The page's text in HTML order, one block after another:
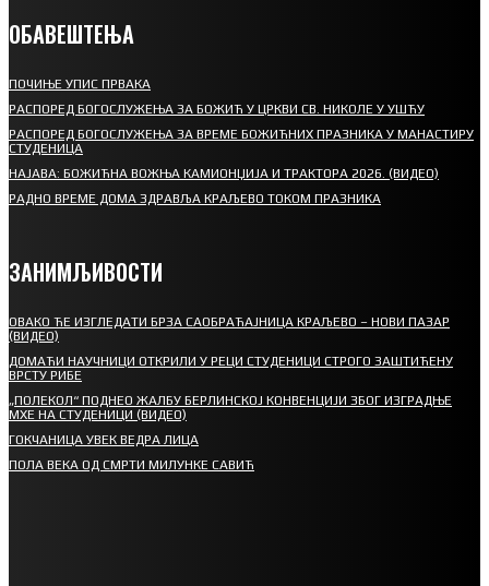
ОБАВЕШТЕЊА
ПОЧИЊЕ УПИС ПРВАКА
РАСПОРЕД БОГОСЛУЖЕЊА ЗА БОЖИЋ У ЦРКВИ СВ. НИКОЛЕ У УШЋУ
РАСПОРЕД БОГОСЛУЖЕЊА ЗА ВРЕМЕ БОЖИЋНИХ ПРАЗНИКА У МАНАСТИРУ
СТУДЕНИЦА
НАЈАВА: БОЖИЋНА ВОЖЊА КАМИОНЏИЈА И ТРАКТОРА 2026. (ВИДЕО)
РАДНО ВРЕМЕ ДОМА ЗДРАВЉА КРАЉЕВО ТОКОМ ПРАЗНИКА
ЗАНИМЉИВОСТИ
ОВАКО ЋЕ ИЗГЛЕДАТИ БРЗА САОБРАЋАЈНИЦА КРАЉЕВО – НОВИ ПАЗАР
(ВИДЕО)
ДОМАЋИ НАУЧНИЦИ ОТКРИЛИ У РЕЦИ СТУДЕНИЦИ СТРОГО ЗАШТИЋЕНУ
ВРСТУ РИБЕ
„ПОЛЕКОЛ“ ПОДНЕО ЖАЛБУ БЕРЛИНСКОЈ КОНВЕНЦИЈИ ЗБОГ ИЗГРАДЊЕ
МХЕ НА СТУДЕНИЦИ (ВИДЕО)
ГОКЧАНИЦА УВЕК ВЕДРА ЛИЦА
ПОЛА ВЕКА ОД СМРТИ МИЛУНКЕ САВИЋ